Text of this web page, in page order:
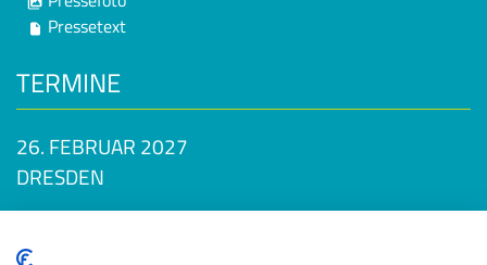
Pressetext
TERMINE
26. FEBRUAR 2027
DRESDEN